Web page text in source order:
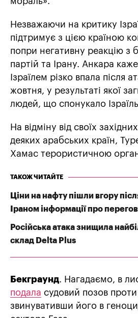
Незважаючи на критику
підтримує з цією країною
попри негативну реакцію з
партій та Ірану. Анкара
Ізраїлем різко впала після
жовтня, у результаті якої
людей, що спонукало
На відміну від своїх
деяких арабських країн,
Хамас терористичною
ТАКОЖ ЧИТАЙТЕ
Ціни на нафту пішли вгору
Іраном інформації про
Російська атака знищила
склад Delta Plus
Бекграунд. Нагадаємо, в
подала судовий позов
звинувативши його в